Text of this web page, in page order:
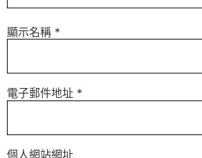
顯示名稱 *
電子郵件地址 *
個人網站網址